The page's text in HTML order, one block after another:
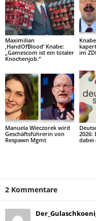
Maximilian
‚HandOfBlood‘ Knabe:
„Gamescom ist ein totaler
Knochenjob.“
im
Manuela Wieczorek wird
Geschäftsführerin von
Respawn Mgmt
2026:
dabei
2 Kommentare